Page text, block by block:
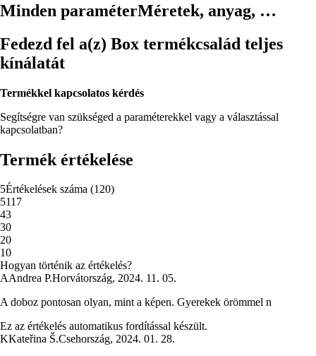
Minden paraméterMéretek, anyag, …
Fedezd fel a(z) Box termékcsalád teljes
kínálatát
Termékkel kapcsolatos kérdés
Segítségre van szükséged a paraméterekkel vagy a választással
kapcsolatban?
Termék értékelése
5Értékelések száma (120)
5117
43
30
20
10
Hogyan történik az értékelés?
AAndrea P.Horvátország, 2024. 11. 05.
A doboz pontosan olyan, mint a képen. Gyerekek örömmel n
Ez az értékelés automatikus fordítással készült.
KKateřina Š.Csehország, 2024. 01. 28.